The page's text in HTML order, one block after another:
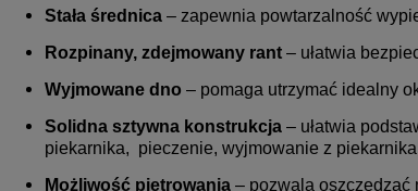
Stała średnica – zapewnia powtarzalność
Rozpinany, zdejmowany rant – ułatwia
Wyjmowane dno – pomaga utrzymać idealny
Solidna sztywna konstrukcja – ułatwia
piekarnika, pieczenie, wyjmowanie z
Możliwość piętrowania – pozwala oszczędzać